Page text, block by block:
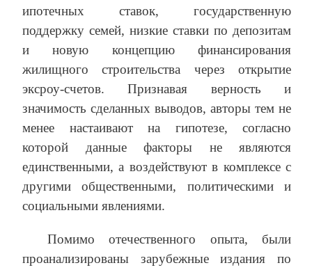
ипотечных ставок, государственную
поддержку семей, низкие ставки по депозитам
и новую концепцию финансирования
жилищного строительства через открытие
эксроу-счетов. Признавая верность и
значимость сделанных выводов, авторы тем не
менее настаивают на гипотезе, согласно
которой данные факторы не являются
единственными, а воздействуют в комплексе с
другими общественными, политическими и
социальными явлениями.
Помимо отечественного опыта, были
проанализированы зарубежные издания по